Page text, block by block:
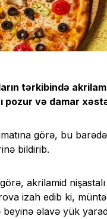
tərkibində
pozur və damar
görə, bu
bildirib.
akrilamid
izah edib ki,
beyinə əlavə yük